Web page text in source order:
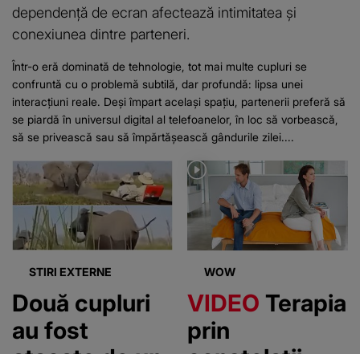
dependență de ecran afectează intimitatea și
conexiunea dintre parteneri.
Într-o eră dominată de tehnologie, tot mai multe cupluri se
confruntă cu o problemă subtilă, dar profundă: lipsa unei
interacțiuni reale. Deși împart același spațiu, partenerii preferă să
se piardă în universul digital al telefoanelor, în loc să vorbească,
să se privească sau să împărtășească gândurile zilei....
STIRI EXTERNE
Două cupluri
au fost
WOW
VIDEO Terapia
prin